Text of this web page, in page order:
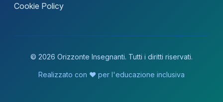
Cookie Policy
© 2026 Orizzonte Insegnanti. Tutti i diritti riservati.
Realizzato con ❤️ per l'educazione inclusiva